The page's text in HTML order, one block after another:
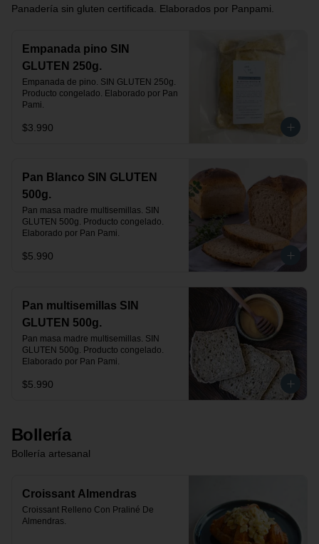
Panadería sin gluten certificada. Elaborados por Panpami.
Empanada pino SIN
GLUTEN 250g.
Empanada de pino. SIN GLUTEN 250g.
Producto congelado. Elaborado por Pan
Pami.
$3.990
Pan Blanco SIN GLUTEN
500g.
Pan masa madre multisemillas. SIN
GLUTEN 500g. Producto congelado.
Elaborado por Pan Pami.
$5.990
Pan multisemillas SIN
GLUTEN 500g.
Pan masa madre multisemillas. SIN
GLUTEN 500g. Producto congelado.
Elaborado por Pan Pami.
$5.990
Bollería
Bollería artesanal
Croissant Almendras
Croissant Relleno Con Praliné De
Almendras.